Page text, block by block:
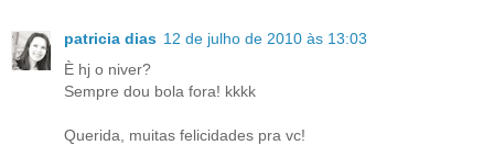
patricia dias 12 de julho de 2010 às 13:03
È hj o niver?
Sempre dou bola fora! kkkk
Querida, muitas felicidades pra vc!